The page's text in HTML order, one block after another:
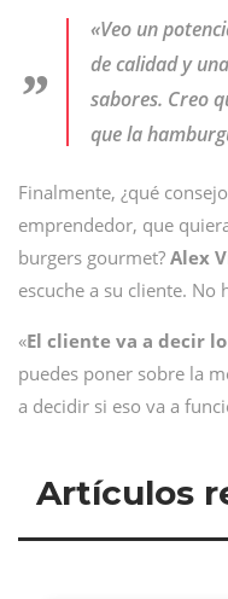
«Veo un
de calidad y
sabores. Creo
que la
Finalmente, ¿qué
emprendedor, que
burgers gourmet? Alex
escuche a su cliente. No
«El cliente va a decir
puedes poner sobre la
a decidir si eso va a
Artículos